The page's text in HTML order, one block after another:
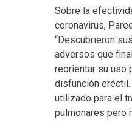
Sobre la
coronavirus,
“Descubrieron
adversos que
reorientar su uso
disfunción
utilizado para el
pulmonares pero